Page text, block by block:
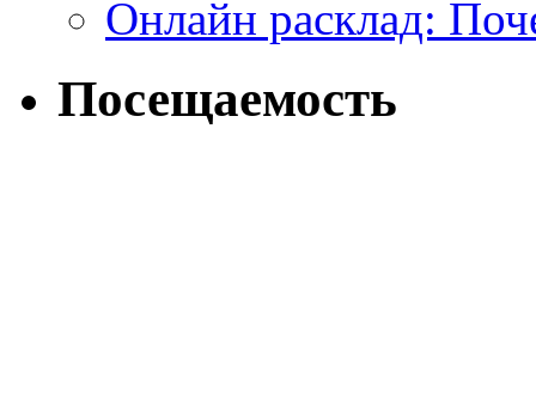
Онлайн расклад:
Посещаемость